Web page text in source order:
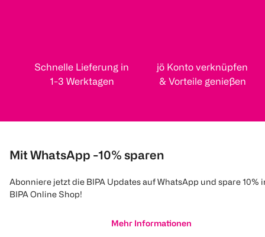
Schnelle Lieferung in
1-3 Werktagen
jö Konto verknüpfen
& Vorteile genießen
Mit WhatsApp -10% sparen
Abonniere jetzt die BIPA Updates auf WhatsApp und spare 10%
BIPA Online Shop!
Mehr Informationen